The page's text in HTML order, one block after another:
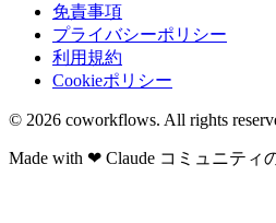
免責事項
プライバシーポリシー
利用規約
Cookieポリシー
© 2026 coworkflows. All rights
Made with ❤ Claude コミュニティ